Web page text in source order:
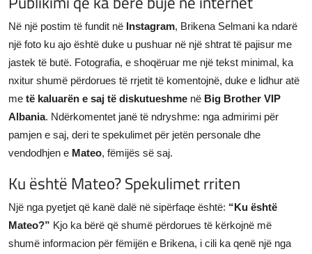
Në një postim të fundit në Instagram, Brikena Selmani ka ndarë
një foto ku ajo është duke u pushuar në një shtrat të pajisur me
jastek të butë. Fotografia, e shoqëruar me një tekst minimal, ka
nxitur shumë përdorues të rrjetit të komentojnë, duke e lidhur atë
me të kaluarën e saj të diskutueshme në Big Brother VIP
Albania. Ndërkomentet janë të ndryshme: nga admirimi për
pamjen e saj, deri te spekulimet për jetën personale dhe
vendodhjen e Mateo, fëmijës së saj.
Ku është Mateo? Spekulimet rriten
Një nga pyetjet që kanë dalë në sipërfaqe është: “Ku është
Mateo?” Kjo ka bërë që shumë përdorues të kërkojnë më
shumë informacion për fëmijën e Brikena, i cili ka qenë një nga